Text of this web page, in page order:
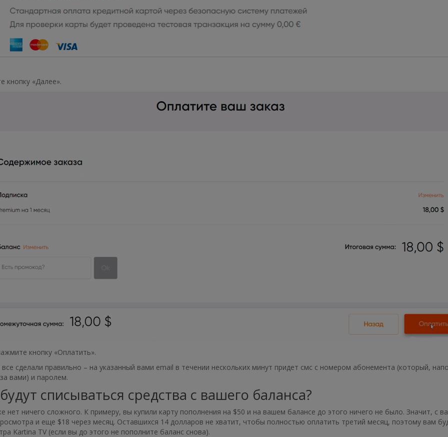
кнопку «Далее».
кнопку «Оплатить».
все сделали правильно – на указанный вами email в течении нескольких минут придет смс с номером абонемента (который,
вами) и паролем.
списываться средства с вашего баланса?
нет ничего сложного. К примеру, вы купили карту пополнения на $50 и на вашем балансе до этого ничего не было. Значит, с
и еще $18 через месяц. Оставшихся 14 долларов не хватит, чтобы полностью оплатить третий месяц, поэтому вам
Kartina TV (если вы до этого не пополните баланс снова).